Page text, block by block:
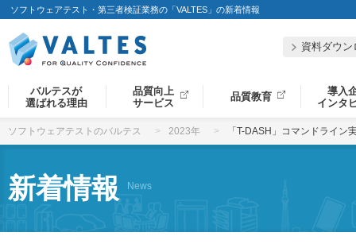
ソフトウェアテスト・第三者検証業務の「VALTES」の新着情報
資料ダウン
バルテスが
選ばれる理由
品質向上
サービス
品質教育
導入
インタ
ソフトウェアテストのバルテス 2023年 「T-DASH」コマンドライ
新着情報 News